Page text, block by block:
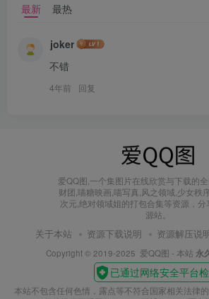
最新 最热
joker
不错
4年前 回复
爱QQ图,一个集图片在线欣赏与下载的
财团,喵糖映画,喵写真,风之领域,少女秩
次元,绝对领域姐的打包合集等资源，分
源站。
关于本站 资源下载说明 资源解压说
Copyright © 2019-2025 爱QQ图 - 本站 永
本站不包含任何色情，露点等不符合国家相关法律